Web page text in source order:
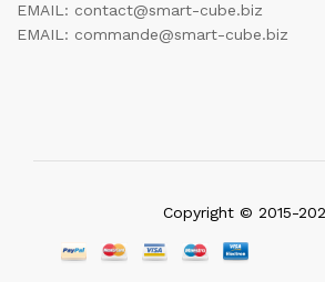
EMAIL: contact@smart-cube.biz
EMAIL: commande@smart-cube.biz
Copyright © 2015-